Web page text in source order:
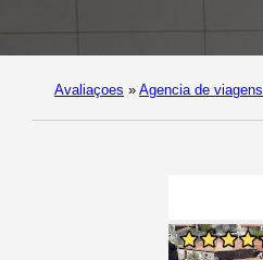
Avaliaçoes » Agencia de viagens